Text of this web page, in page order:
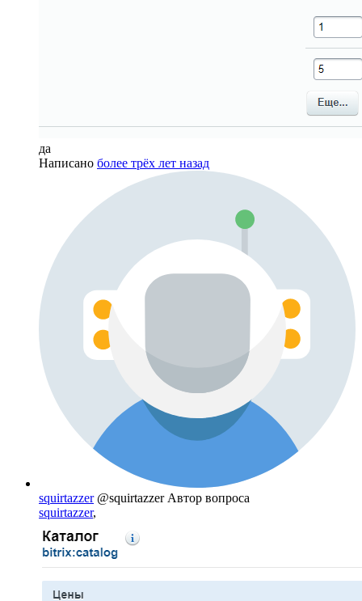
да
Написано более трёх лет назад
squirtazzer @squirtazzer Автор вопроса
squirtazzer,